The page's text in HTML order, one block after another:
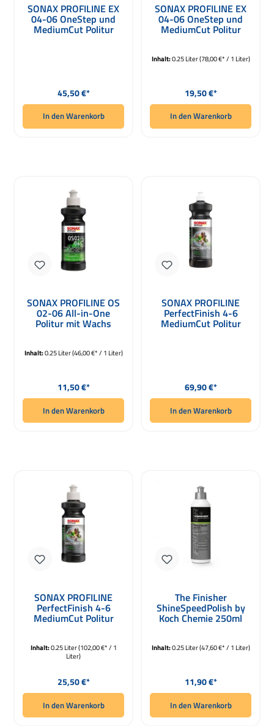
SONAX PROFILINE EX
04-06 OneStep und
MediumCut Politur
Regulärer Preis:
45,50 €*
In den Warenkorb
SONAX PROFILINE EX
04-06 OneStep und
MediumCut Politur
Inhalt:0.25 Liter(78,00 €* / 1 Liter)
Regulärer Preis:
19,50 €*
In den Warenkorb
SONAX PROFILINE OS
02-06 All-in-One
Politur mit Wachs
Inhalt:0.25 Liter(46,00 €* / 1 Liter)
Regulärer Preis:
11,50 €*
In den Warenkorb
SONAX PROFILINE
PerfectFinish 4-6
MediumCut Politur
Regulärer Preis:
69,90 €*
In den Warenkorb
SONAX PROFILINE
PerfectFinish 4-6
MediumCut Politur
Inhalt:0.25 Liter(102,00 €* / 1
Liter)
Regulärer Preis:
25,50 €*
In den Warenkorb
The Finisher
ShineSpeedPolish by
Koch Chemie 250ml
Inhalt:0.25 Liter(47,60 €* / 1 Liter)
Regulärer Preis:
11,90 €*
In den Warenkorb